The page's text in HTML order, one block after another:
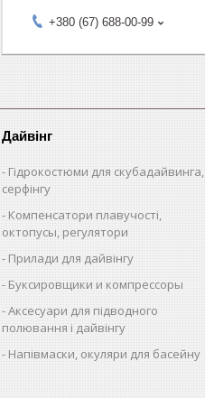
+380 (67) 688-00-99
Дайвінг
Гідрокостюми для скубадайвинга,
серфінгу
Компенсатори плавучості,
октопусы, регулятори
Прилади для дайвінгу
Буксировщики и компрессоры
Аксесуари для підводного
полювання і дайвінгу
Напівмаски, окуляри для басейну